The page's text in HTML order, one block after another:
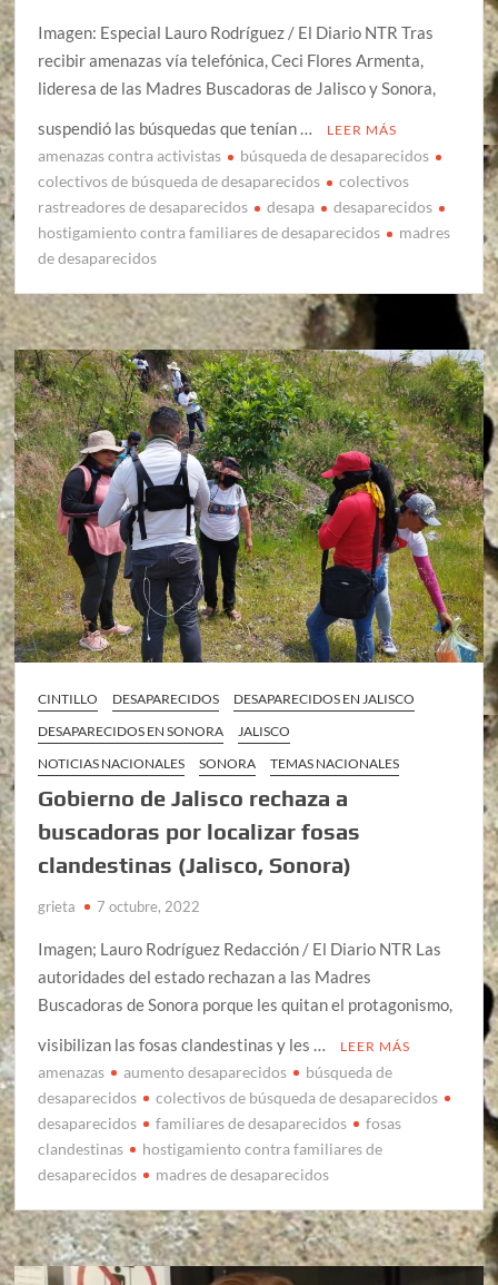
Imagen: Especial Lauro Rodríguez / El Diario NTR Tras
recibir amenazas vía telefónica, Ceci Flores Armenta,
lideresa de las Madres Buscadoras de Jalisco y Sonora,
suspendió las búsquedas que tenían …
LEER MÁS
amenazas contra activistas
búsqueda de desaparecidos
colectivos de búsqueda de desaparecidos
colectivos
rastreadores de desaparecidos
desapa
desaparecidos
hostigamiento contra familiares de desaparecidos
madres
de desaparecidos
CINTILLO DESAPARECIDOS
DESAPARECIDOS EN JALISCO
DESAPARECIDOS EN SONORA
JALISCO
NOTICIAS NACIONALES
SONORA TEMAS NACIONALES
Gobierno de Jalisco rechaza a
buscadoras por localizar fosas
clandestinas (Jalisco, Sonora)
grieta 7 octubre, 2022
Imagen; Lauro Rodríguez Redacción / El Diario NTR Las
autoridades del estado rechazan a las Madres
Buscadoras de Sonora porque les quitan el protagonismo,
visibilizan las fosas clandestinas y les …
LEER MÁS
amenazas aumento desaparecidos
búsqueda de
desaparecidos
colectivos de búsqueda de desaparecidos
desaparecidos
familiares de desaparecidos
fosas
clandestinas
hostigamiento contra familiares de
desaparecidos
madres de desaparecidos